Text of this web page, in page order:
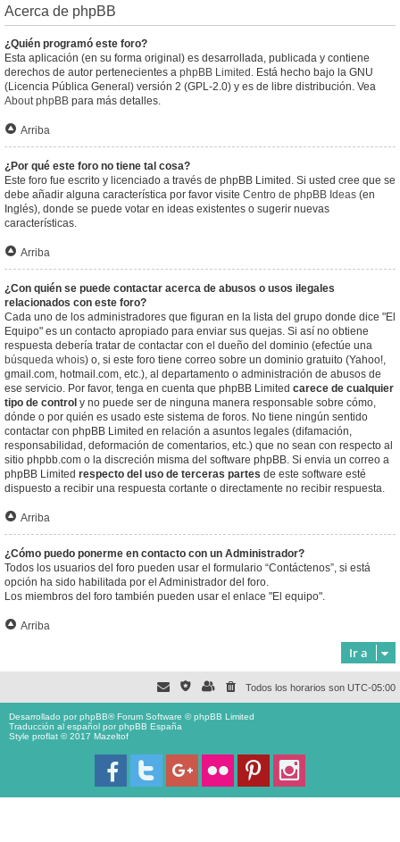
Acerca de phpBB
¿Quién programó este foro?
Esta aplicación (en su forma original) es desarrollada, publicada y contiene
derechos de autor pertenecientes a phpBB Limited . Está hecho bajo la GNU
(Licencia Pública General) versión 2 (GPL-2.0) y es de libre distribución. Vea
About phpBB para más detalles.
Arriba
¿Por qué este foro no tiene tal cosa?
Este foro fue escrito y licenciado a través de phpBB Limited. Si usted cree que se
debe añadir alguna característica por favor visite Centro de phpBB Ideas (en
Inglés), donde se puede votar en ideas existentes o sugerir nuevas
características.
Arriba
¿Con quién se puede contactar acerca de abusos o usos ilegales
relacionados con este foro?
Cada uno de los administradores que figuran en la lista del grupo donde dice "El
Equipo" es un contacto apropiado para enviar sus quejas. Si así no obtiene
respuesta debería tratar de contactar con el dueño del dominio (efectúe una
búsqueda whois) o, si este foro tiene correo sobre un dominio gratuito (Yahoo!,
gmail.com, hotmail.com, etc.), al departamento o administración de abusos de
ese servicio. Por favor, tenga en cuenta que phpBB Limited carece de cualquier
tipo de control y no puede ser de ninguna manera responsable sobre cómo,
dónde o por quién es usado este sistema de foros. No tiene ningún sentido
contactar con phpBB Limited en relación a asuntos legales (difamación,
responsabilidad, deformación de comentarios, etc.) que no sean con respecto al
sitio phpbb.com o la discreción misma del software phpBB. Si envia un correo a
phpBB Limited respecto del uso de terceras partes de este software esté
dispuesto a recibir una respuesta cortante o directamente no recibir respuesta.
Arriba
¿Cómo puedo ponerme en contacto con un Administrador?
Todos los usuarios del foro pueden usar el formulario “Contáctenos”, si está
opción ha sido habilitada por el Administrador del foro.
Los miembros del foro también pueden usar el enlace "El equipo".
Arriba
Ir a
Todos los horarios son UTC-05:00
Desarrollado porphpBB® Forum Software © phpBB Limited
Traducción al español porphpBB España
Style proflat © 2017 Mazeltof